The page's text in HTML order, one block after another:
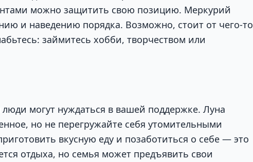
можно защитить свою позицию. Меркурий
и наведению порядка. Возможно, стоит от чего-то
займитесь хобби, творчеством или
могут нуждаться в вашей поддержке. Луна
но не перегружайте себя утомительными
вкусную еду и позаботиться о себе — это
отдыха, но семья может предъявить свои